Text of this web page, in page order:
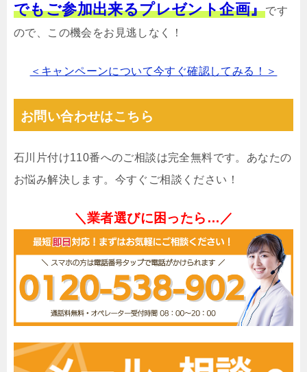
でもご参加出来るプレゼント企画』です
ので、この機会をお見逃しなく！
＜キャンペーンについて今すぐ確認してみる！＞
お問い合わせはこちら
石川片付け110番へのご相談は完全無料です。あなたの
お悩み解決します。今すぐご相談ください！
＼業者選びに困ったら…／